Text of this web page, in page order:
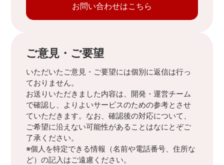
お問い合わせはこちら
ご意見・ご要望
いただいたご意見・ご要望には個別に返信は行っ
ておりません。
お送りいただきました内容は、開発・運営チーム
で確認し、よりよいサービスのための参考とさせ
ていただきます。なお、確認後の対応について、
ご希望に沿えない可能性があることはなにとぞご
了承ください。
※個人を特定できる情報（名前や電話番号、住所な
ど）の記入はご遠慮ください。